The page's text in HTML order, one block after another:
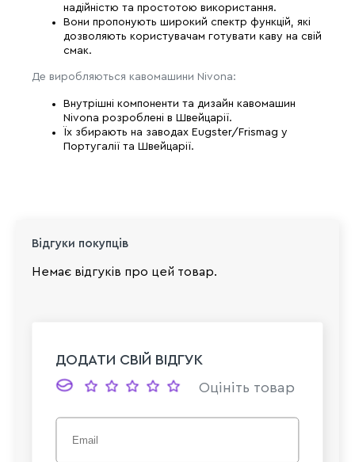
надійністю та простотою використання.
Вони пропонують широкий спектр функцій, які
дозволяють користувачам готувати каву на свій
смак.
Де виробляються кавомашини Nivona:
Внутрішні компоненти та дизайн кавомашин
Nivona розроблені в Швейцарії.
Їх збирають на заводах Eugster/Frismag у
Португалії та Швейцарії.
Відгуки покупців
Немає відгуків про цей товар.
ДОДАТИ СВІЙ ВІДГУК
Оцініть товар